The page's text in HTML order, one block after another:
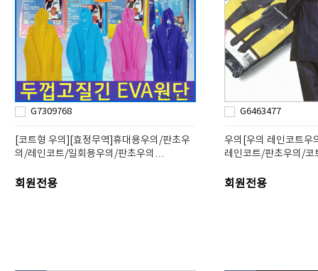
G7309768
[코트형 우의][효정무역]휴대용우의/판초우
의/레인코트/일회용우의/판초우의…
회원전용
G6463477
우의[우의 레인코트우
레인코트/판초우의/
회원전용